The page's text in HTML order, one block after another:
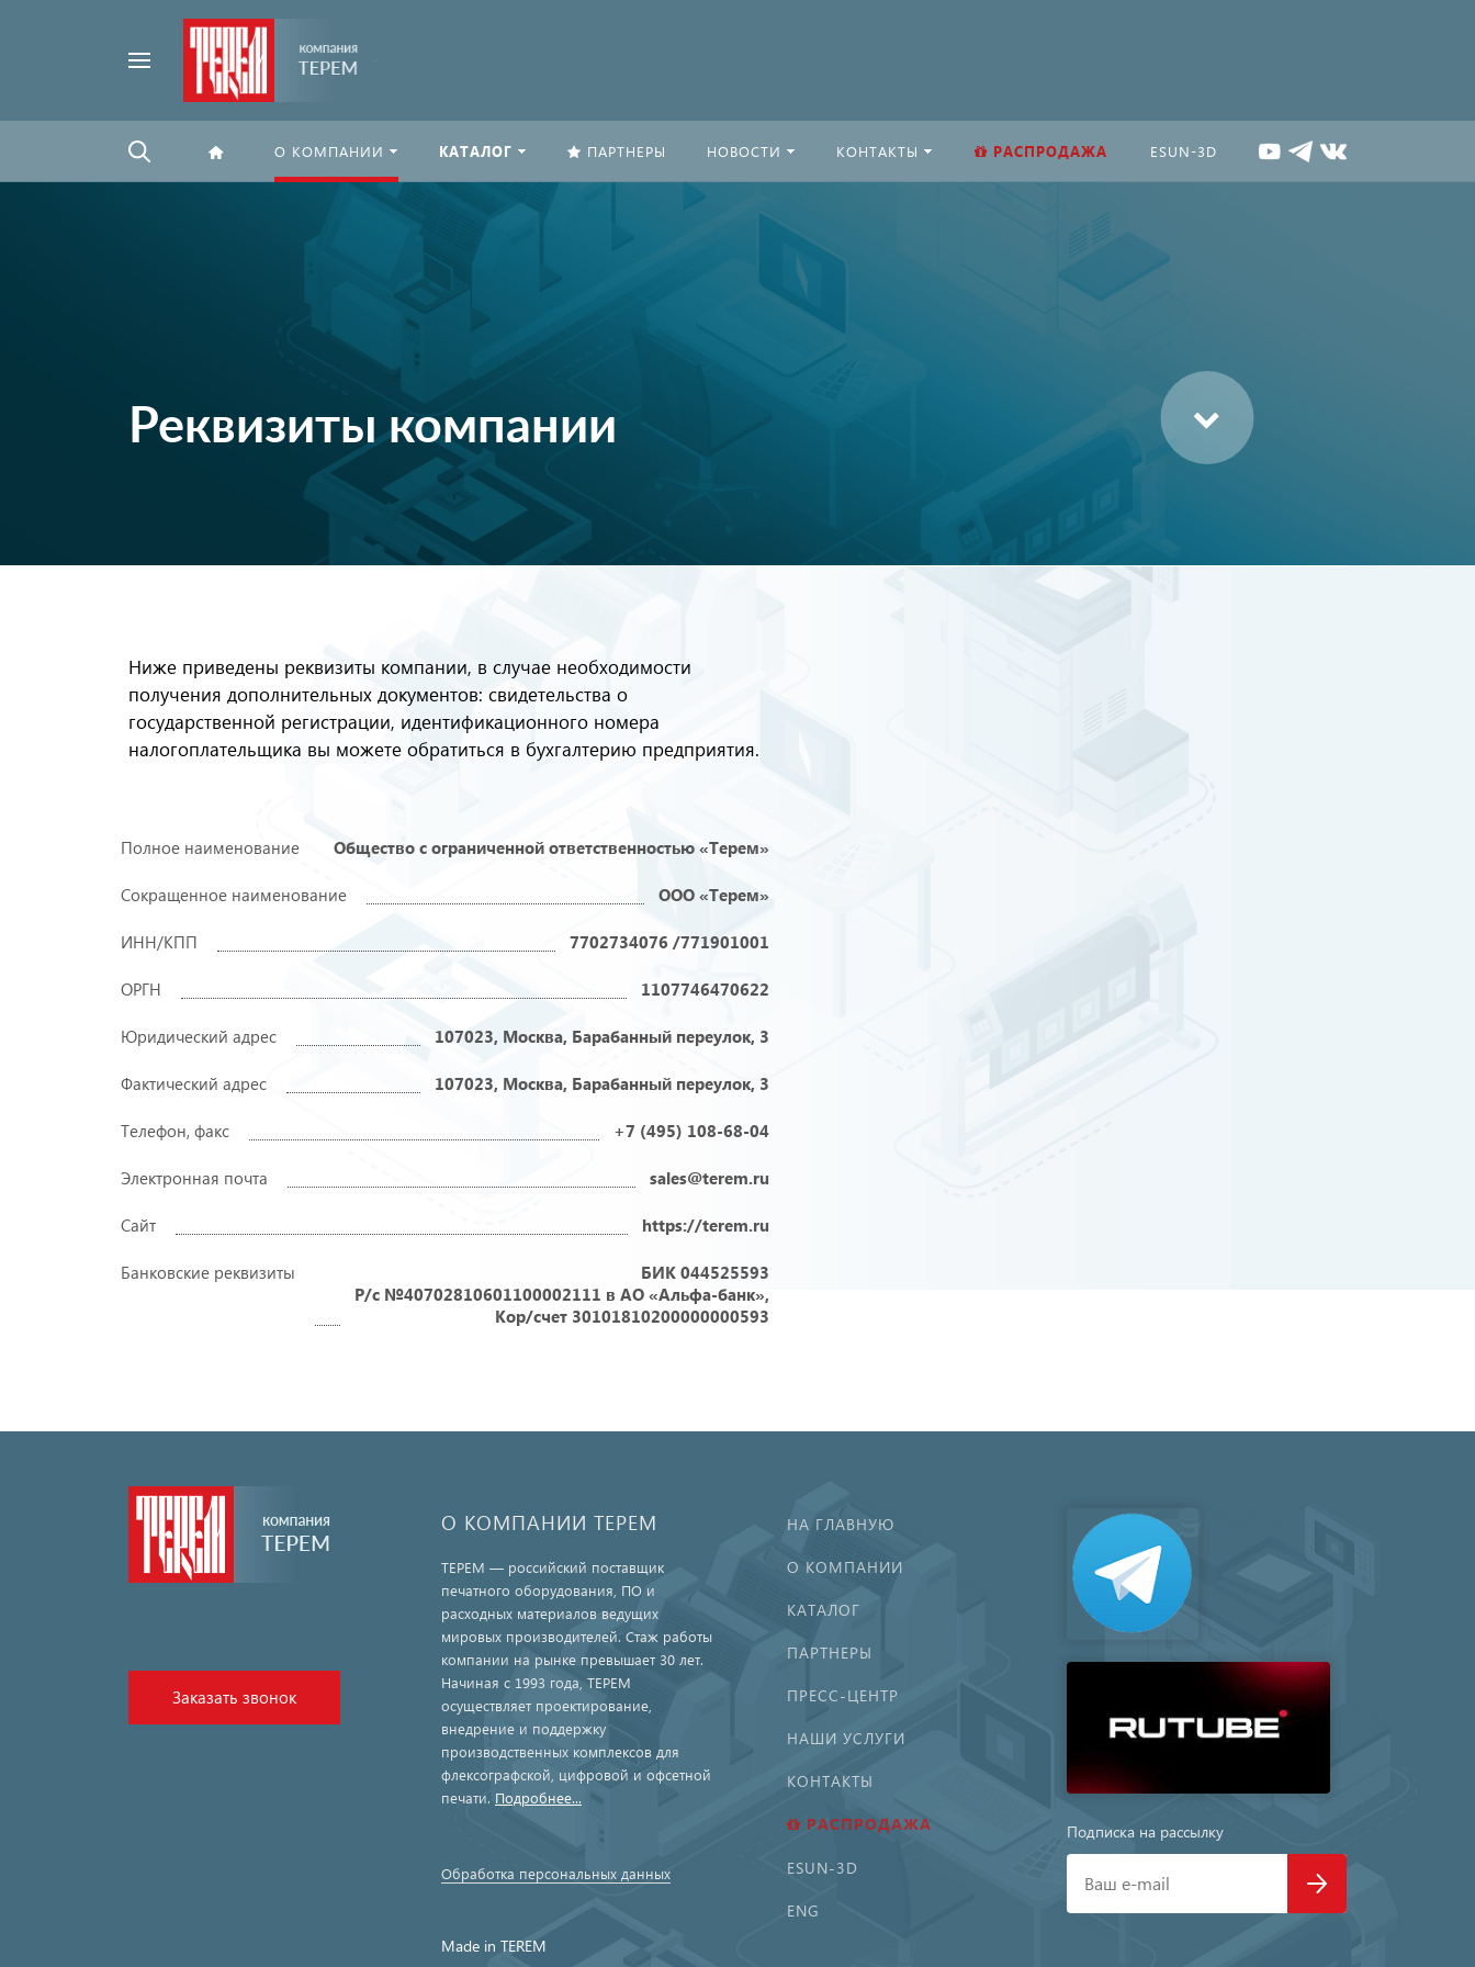
О КОМПАНИИ КАТАЛОГ ПАРТНЕРЫ НОВОСТИ КОНТАКТЫ РАСПРОДАЖА ESUN-3D
Реквизиты компании
Ниже приведены реквизиты компании, в случае необходимости
получения дополнительных документов: свидетельства о
государственной регистрации, идентификационного номера
налогоплательщика вы можете обратиться в бухгалтерию предприятия.
Полное наименование Общество с ограниченной ответственностью «Терем»
Сокращенное наименование ООО «Терем»
ИНН/КПП 7702734076 /771901001
ОРГН 1107746470622
Юридический адрес 107023, Москва, Барабанный переулок, 3
Фактический адрес 107023, Москва, Барабанный переулок, 3
Телефон, факс +7 (495) 108-68-04
Электронная почта sales@terem.ru
Сайт https://terem.ru
Банковские реквизиты
БИК 044525593
Р/с №40702810601100002111 в АО «Альфа-банк»,
Кор/счет 30101810200000000593
Заказать звонок
О КОМПАНИИ ТЕРЕМ
ТЕРЕМ — российский поставщик
печатного оборудования, ПО и
расходных материалов ведущих
мировых производителей. Стаж работы
компании на рынке превышает 30 лет.
Начиная с 1993 года, ТЕРЕМ
осуществляет проектирование,
внедрение и поддержку
производственных комплексов для
флексографской, цифровой и офсетной
печати. Подробнее...
Обработка персональных данных
Made in TEREM
НА ГЛАВНУЮ
О КОМПАНИИ
КАТАЛОГ
ПАРТНЕРЫ
ПРЕСС-ЦЕНТР
НАШИ УСЛУГИ
КОНТАКТЫ
РАСПРОДАЖА
ESUN-3D
ENG
Подписка на рассылку
Ваш e-mail